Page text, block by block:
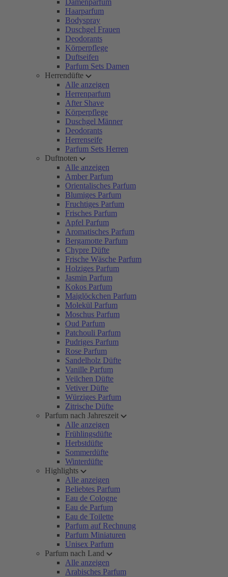
Damenparfum
Haarparfum
Bodyspray
Duschgel Frauen
Deodorants
Körperpflege
Duftseifen
Parfum Sets Damen
Herrendüfte
Alle anzeigen
Herrenparfum
After Shave
Körperpflege
Duschgel Männer
Deodorants
Herrenseife
Parfum Sets Herren
Duftnoten
Alle anzeigen
Amber Parfum
Orientalisches Parfum
Blumiges Parfum
Fruchtiges Parfum
Frisches Parfum
Apfel Parfum
Aromatisches Parfum
Bergamotte Parfum
Chypre Düfte
Frische Wäsche Parfum
Holziges Parfum
Jasmin Parfum
Kokos Parfum
Maiglöckchen Parfum
Molekül Parfum
Moschus Parfum
Oud Parfum
Patchouli Parfum
Pudriges Parfum
Rose Parfum
Sandelholz Düfte
Vanille Parfum
Veilchen Düfte
Vetiver Düfte
Würziges Parfum
Zitrische Düfte
Parfum nach Jahreszeit
Alle anzeigen
Frühlingsdüfte
Herbstdüfte
Sommerdüfte
Winterdüfte
Highlights
Alle anzeigen
Beliebtes Parfum
Eau de Cologne
Eau de Parfum
Eau de Toilette
Parfum auf Rechnung
Parfum Miniaturen
Unisex Parfum
Parfum nach Land
Alle anzeigen
Arabisches Parfum